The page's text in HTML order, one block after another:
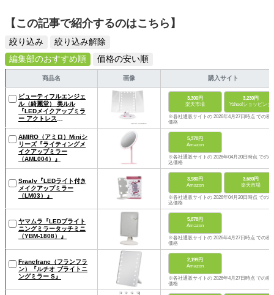
【この記事で紹介するのはこちら】
絞り込み
絞り込み解除
編集部のおすすめ順
価格の安い順
商品名 画像 購入サイト
ビューティフルエンジェ
ル（綺麗堂） 美ルル
『LEDメイクアップミラ
ー アクトレス
3,300円
楽天市場
3,230円
Yahoo!ショッピング
※各社通販サイトの 2026年4月27日時点 での税
価格
AMIRO（アミロ）Miniシ
リーズ『ライティングメ
イクアップミラー
（AML004）』
5,370円
Amazon
※各社通販サイトの 2026年04月20日時点 での税
込価格
Smaly『LEDライト付き
メイクアップミラー
（LM03）』
3,980円
Amazon
3,680円
楽天市場
※各社通販サイトの 2026年04月20日時点 での税
込価格
ヤマムラ『LEDブライト
ニングミラータッチミニ
（YBM-1808）』
5,878円
Amazon
※各社通販サイトの 2026年4月27日時点 での税
価格
Francfranc（フランフラ
ン）『ルチオ ブライトニ
ングミラー S』
2,199円
Amazon
※各社通販サイトの 2026年4月27日時点 での税
価格